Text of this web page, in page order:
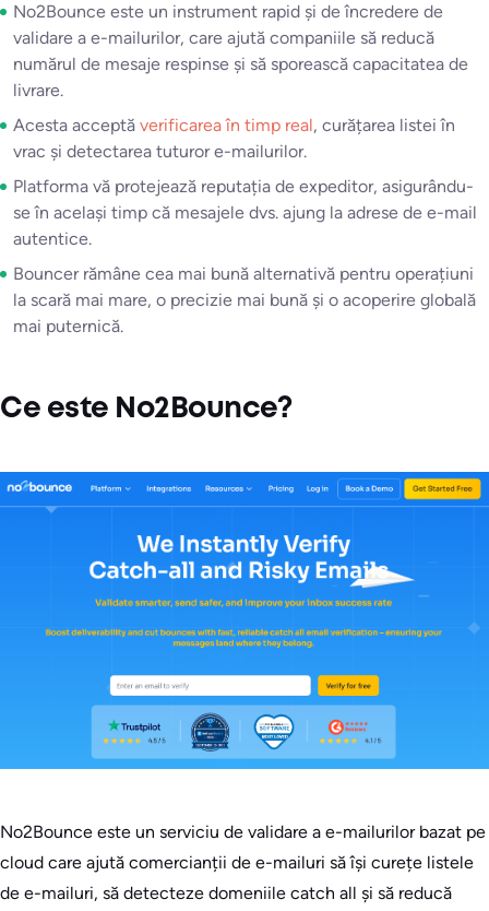
No2Bounce este un instrument rapid și de încredere de
validare a e-mailurilor, care ajută companiile să reducă
numărul de mesaje respinse și să sporească capacitatea de
livrare.
Acesta acceptă verificarea în timp real, curățarea listei în
vrac și detectarea tuturor e-mailurilor.
Platforma vă protejează reputația de expeditor, asigurându-
se în același timp că mesajele dvs. ajung la adrese de e-mail
autentice.
Bouncer rămâne cea mai bună alternativă pentru operațiuni
la scară mai mare, o precizie mai bună și o acoperire globală
mai puternică.
Ce este No2Bounce?
No2Bounce este un serviciu de validare a e-mailurilor bazat pe
cloud care ajută comercianții de e-mailuri să își curețe listele
de e-mailuri, să detecteze domeniile catch all și să reducă